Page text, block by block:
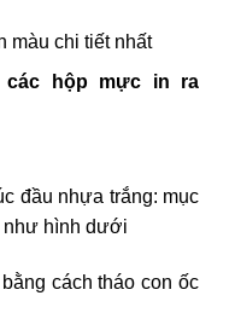
màu chi tiết nhất
hộp mực in ra
đầu nhựa trắng: mục
như hình dưới
cách tháo con ốc